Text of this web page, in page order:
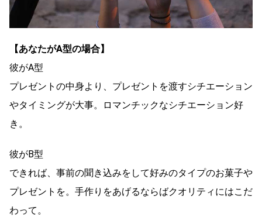
【あなたがA型の場合】
彼がA型
プレゼントの中身より、プレゼントを渡すシチエーション
やタイミングが大事。ロマンチックなシチエーション好
き。
彼がB型
できれば、事前の聞き込みをして好みのタイプのお菓子や
プレゼントを。手作りをあげるならばクオリティにはこだ
わって。